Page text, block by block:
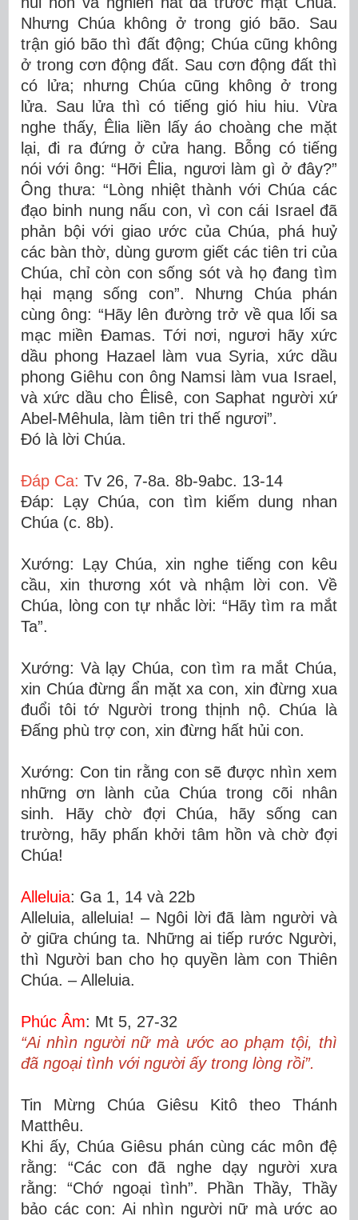
Nhưng Chúa không ở trong gió bão. Sau
trận gió bão thì đất động; Chúa cũng không
ở trong cơn động đất. Sau cơn động đất thì
có lửa; nhưng Chúa cũng không ở trong
lửa. Sau lửa thì có tiếng gió hiu hiu. Vừa
nghe thấy, Êlia liền lấy áo choàng che mặt
lại, đi ra đứng ở cửa hang. Bỗng có tiếng
nói với ông: “Hỡi Êlia, ngươi làm gì ở đây?”
Ông thưa: “Lòng nhiệt thành với Chúa các
đạo binh nung nấu con, vì con cái Israel đã
phản bội với giao ước của Chúa, phá huỷ
các bàn thờ, dùng gươm giết các tiên tri của
Chúa, chỉ còn con sống sót và họ đang tìm
hại mạng sống con”. Nhưng Chúa phán
cùng ông: “Hãy lên đường trở về qua lối sa
mạc miền Ðamas. Tới nơi, ngươi hãy xức
dầu phong Hazael làm vua Syria, xức dầu
phong Giêhu con ông Namsi làm vua Israel,
và xức dầu cho Êlisê, con Saphat người xứ
Abel-Mêhula, làm tiên tri thế ngươi”.
Ðó là lời Chúa.
Ðáp Ca: Tv 26, 7-8a. 8b-9abc. 13-14
Ðáp: Lạy Chúa, con tìm kiếm dung nhan
Chúa (c. 8b).
Xướng: Lạy Chúa, xin nghe tiếng con kêu
cầu, xin thương xót và nhậm lời con. Về
Chúa, lòng con tự nhắc lời: “Hãy tìm ra mắt
Ta”.
Xướng: Và lạy Chúa, con tìm ra mắt Chúa,
xin Chúa đừng ẩn mặt xa con, xin đừng xua
đuổi tôi tớ Người trong thịnh nộ. Chúa là
Ðấng phù trợ con, xin đừng hất hủi con.
Xướng: Con tin rằng con sẽ được nhìn xem
những ơn lành của Chúa trong cõi nhân
sinh. Hãy chờ đợi Chúa, hãy sống can
trường, hãy phấn khởi tâm hồn và chờ đợi
Chúa!
Alleluia: Ga 1, 14 và 22b
Alleluia, alleluia! – Ngôi lời đã làm người và
ở giữa chúng ta. Những ai tiếp rước Người,
thì Người ban cho họ quyền làm con Thiên
Chúa. – Alleluia.
Phúc Âm: Mt 5, 27-32
“Ai nhìn người nữ mà ước ao phạm tội, thì
đã ngoại tình với người ấy trong lòng rồi”.
Tin Mừng Chúa Giêsu Kitô theo Thánh
Matthêu.
Khi ấy, Chúa Giêsu phán cùng các môn đệ
rằng: “Các con đã nghe dạy người xưa
rằng: “Chớ ngoại tình”. Phần Thầy, Thầy
bảo các con: Ai nhìn người nữ mà ước ao